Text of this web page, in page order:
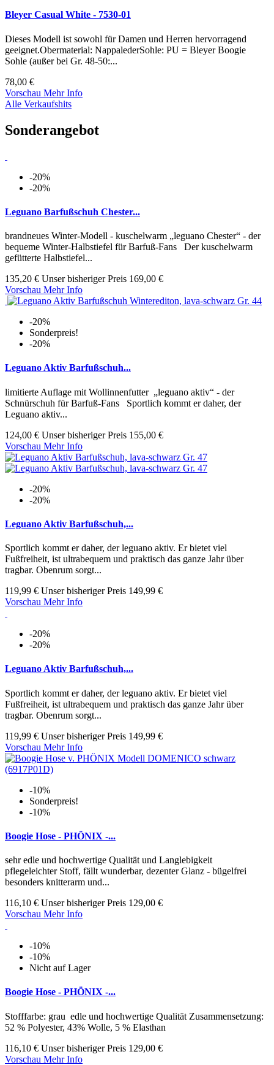
Bleyer Casual White - 7530-01
Dieses Modell ist sowohl für Damen und Herren hervorragend
geeignet.Obermaterial: NappalederSohle: PU = Bleyer Boogie
Sohle (außer bei Gr. 48-50:...
78,00 €
Vorschau Mehr Info
Alle Verkaufshits
Sonderangebot
-20%
-20%
Leguano Barfußschuh Chester...
brandneues Winter-Modell - kuschelwarm „leguano Chester“ - der
bequeme Winter-Halbstiefel für Barfuß-Fans Der kuschelwarm
gefütterte Halbstiefel...
135,20 € Unser bisheriger Preis 169,00 €
Vorschau Mehr Info
-20%
Sonderpreis!
-20%
Leguano Aktiv Barfußschuh...
limitierte Auflage mit Wollinnenfutter „leguano aktiv“ - der
Schnürschuh für Barfuß-Fans Sportlich kommt er daher, der
Leguano aktiv...
124,00 € Unser bisheriger Preis 155,00 €
Vorschau Mehr Info
-20%
-20%
Leguano Aktiv Barfußschuh,...
Sportlich kommt er daher, der leguano aktiv. Er bietet viel
Fußfreiheit, ist ultrabequem und praktisch das ganze Jahr über
tragbar. Obenrum sorgt...
119,99 € Unser bisheriger Preis 149,99 €
Vorschau Mehr Info
-20%
-20%
Leguano Aktiv Barfußschuh,...
Sportlich kommt er daher, der leguano aktiv. Er bietet viel
Fußfreiheit, ist ultrabequem und praktisch das ganze Jahr über
tragbar. Obenrum sorgt...
119,99 € Unser bisheriger Preis 149,99 €
Vorschau Mehr Info
-10%
Sonderpreis!
-10%
Boogie Hose - PHÖNIX -...
sehr edle und hochwertige Qualität und Langlebigkeit
pflegeleichter Stoff, fällt wunderbar, dezenter Glanz - bügelfrei
besonders knitterarm und...
116,10 € Unser bisheriger Preis 129,00 €
Vorschau Mehr Info
-10%
-10%
Nicht auf Lager
Boogie Hose - PHÖNIX -...
Stofffarbe: grau edle und hochwertige Qualität Zusammensetzung:
52 % Polyester, 43% Wolle, 5 % Elasthan
116,10 € Unser bisheriger Preis 129,00 €
Vorschau Mehr Info